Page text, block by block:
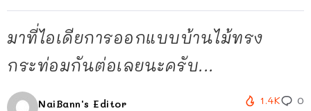
มาที่ไอเดียการออกแบบบ้านไม้ทรง
กระท่อมกันต่อเลยนะครับ...
NaiBann's Editor 1.4K 0